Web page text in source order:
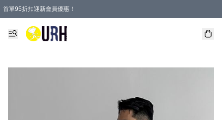
首單95折扣迎新會員優惠！
特選會員可享全單低至 95 折優惠！
單一訂單滿HKD600(澳門HKD800)包郵寄順豐送到家。